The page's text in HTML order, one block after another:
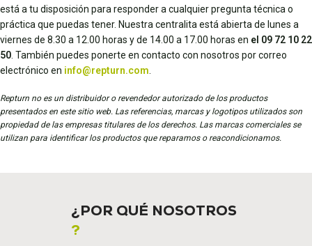
está a tu disposición para responder a cualquier pregunta técnica o
práctica que puedas tener. Nuestra centralita está abierta de lunes a
viernes de 8.30 a 12.00 horas y de 14.00 a 17.00 horas en el 09 72 10 22
50 . También puedes ponerte en contacto con nosotros por correo
electrónico en info@repturn.com
Repturn no es un distribuidor o revendedor autorizado de los productos
presentados en este sitio web. Las referencias, marcas y logotipos utilizados son
propiedad de las empresas titulares de los derechos. Las marcas comerciales se
utilizan para identificar los productos que reparamos o reacondicionamos.
¿POR QUÉ NOSOTROS
?